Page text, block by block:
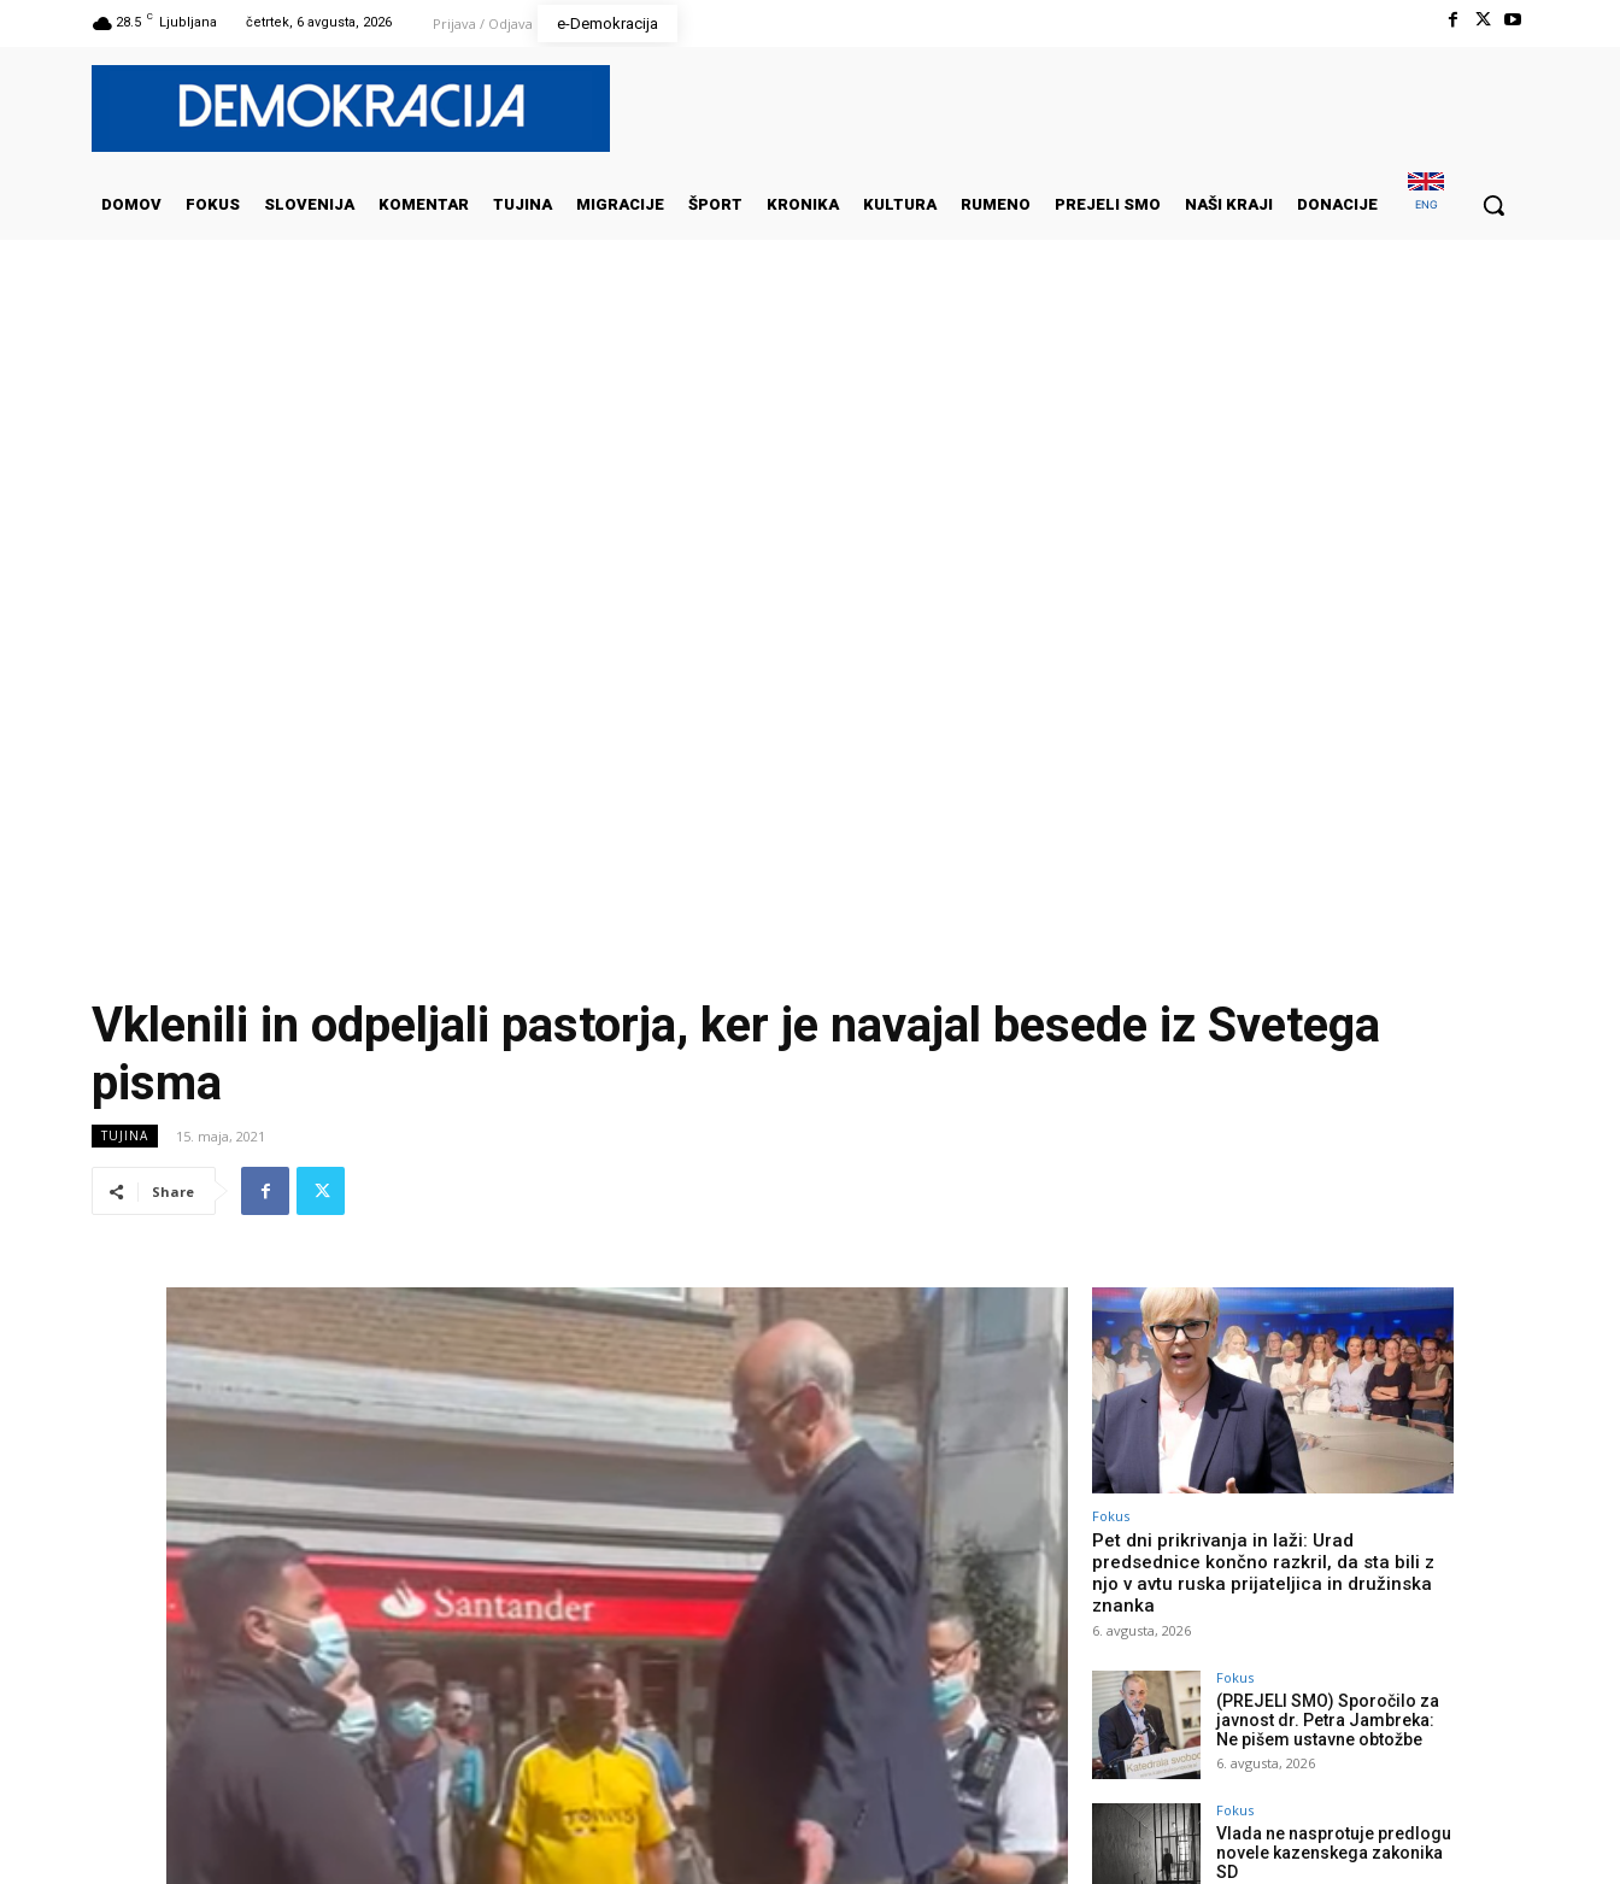
28.5 C Ljubljana četrtek, 6 avgusta, 2026 Prijava / Odjava e-Demokracija
DOMOV FOKUS SLOVENIJA KOMENTAR TUJINA MIGRACIJE ŠPORT KRONIKA KULTURA RUMENO PREJELI SMO NAŠI KRAJI DONACIJE ENG
Vklenili in odpeljali pastorja, ker je navajal besede iz Svetega
pisma
TUJINA 15. maja, 2021
Share
Fokus
Pet dni prikrivanja in laži: Urad
predsednice končno razkril, da sta bili z
njo v avtu ruska prijateljica in družinska
znanka
6. avgusta, 2026
Fokus
(PREJELI SMO) Sporočilo za
javnost dr. Petra Jambreka:
Ne pišem ustavne obtožbe
6. avgusta, 2026
Fokus
Vlada ne nasprotuje predlogu
novele kazenskega zakonika
SD